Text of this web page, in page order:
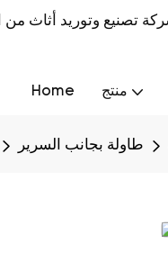
Home منتج
طاولة بجانب السرير